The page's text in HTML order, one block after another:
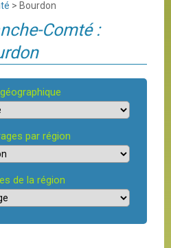
> Bourdon
Comté :
par région
de la région